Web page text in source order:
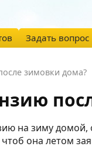
Задать вопрос
зимовки дома?
на зиму
она летом